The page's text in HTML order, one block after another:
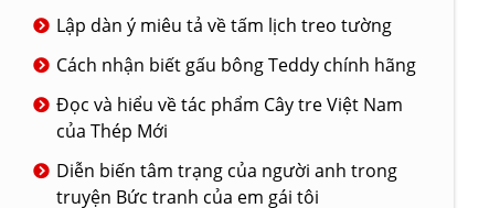
Lập dàn ý miêu tả về tấm lịch treo tường
Cách nhận biết gấu bông Teddy chính hãng
Đọc và hiểu về tác phẩm Cây tre Việt Nam
của Thép Mới
Diễn biến tâm trạng của người anh trong
truyện Bức tranh của em gái tôi